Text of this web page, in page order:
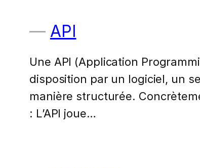
API
Une API (Application
disposition par un logiciel, un
manière structurée.
: L’API joue…